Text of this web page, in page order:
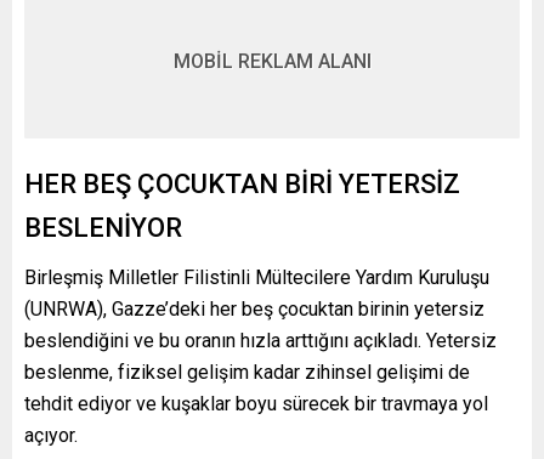
MOBİL REKLAM ALANI
HER BEŞ ÇOCUKTAN BİRİ YETERSİZ
BESLENİYOR
Birleşmiş Milletler Filistinli Mültecilere Yardım Kuruluşu
(UNRWA), Gazze’deki her beş çocuktan birinin yetersiz
beslendiğini ve bu oranın hızla arttığını açıkladı. Yetersiz
beslenme, fiziksel gelişim kadar zihinsel gelişimi de
tehdit ediyor ve kuşaklar boyu sürecek bir travmaya yol
açıyor.